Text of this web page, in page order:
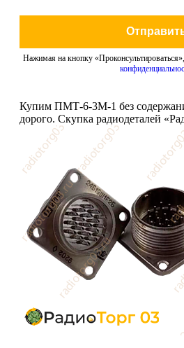
Нажимая на кнопку
Купим ПМТ-6-3М-1 без
дорого. Скупка радиодеталей